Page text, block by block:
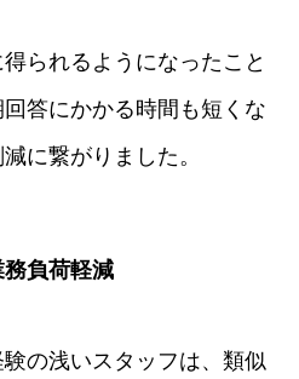
られるようになったこと
答にかかる時間も短くな
に繋がりました。
負荷軽減
の浅いスタッフは、類似